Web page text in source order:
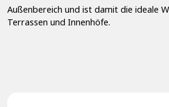
Außenbereich und ist damit die ideale
Terrassen und Innenhöfe.